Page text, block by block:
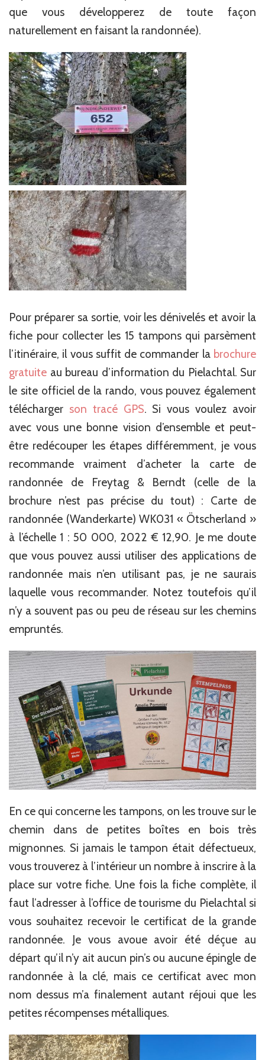
que vous développerez de toute façon
naturellement en faisant la randonnée).
Pour préparer sa sortie, voir les dénivelés et avoir la
fiche pour collecter les 15 tampons qui parsèment
l’itinéraire, il vous suffit de commander la brochure
gratuite au bureau d’information du Pielachtal. Sur
le site officiel de la rando, vous pouvez également
télécharger son tracé GPS. Si vous voulez avoir
avec vous une bonne vision d’ensemble et peut-
être redécouper les étapes différemment, je vous
recommande vraiment d’acheter la carte de
randonnée de Freytag & Berndt (celle de la
brochure n’est pas précise du tout) : Carte de
randonnée (Wanderkarte) WK031 « Ötscherland »
à l’échelle 1 : 50 000, 2022 € 12,90. Je me doute
que vous pouvez aussi utiliser des applications de
randonnée mais n’en utilisant pas, je ne saurais
laquelle vous recommander. Notez toutefois qu’il
n’y a souvent pas ou peu de réseau sur les chemins
empruntés.
En ce qui concerne les tampons, on les trouve sur le
chemin dans de petites boîtes en bois très
mignonnes. Si jamais le tampon était défectueux,
vous trouverez à l’intérieur un nombre à inscrire à la
place sur votre fiche. Une fois la fiche complète, il
faut l’adresser à l’office de tourisme du Pielachtal si
vous souhaitez recevoir le certificat de la grande
randonnée. Je vous avoue avoir été déçue au
départ qu’il n’y ait aucun pin’s ou aucune épingle de
randonnée à la clé, mais ce certificat avec mon
nom dessus m’a finalement autant réjoui que les
petites récompenses métalliques.